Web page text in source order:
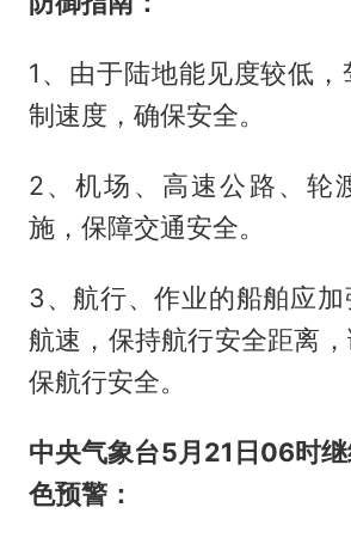
1、由于陆地能见度较低
制速度，确保安全。
2、机场、高速公路、轮
施，保障交通安全。
3、航行、作业的船舶应
航速，保持航行安全距离
保航行安全。
中央气象台5月21日06时
色预警：